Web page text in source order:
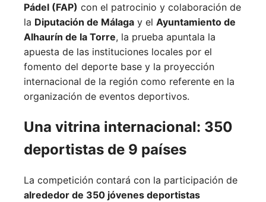
Pádel (FAP) con el patrocinio y colaboración de
la Diputación de Málaga y el Ayuntamiento de
Alhaurín de la Torre, la prueba apuntala la
apuesta de las instituciones locales por el
fomento del deporte base y la proyección
internacional de la región como referente en la
organización de eventos deportivos.
Una vitrina internacional: 350
deportistas de 9 países
La competición contará con la participación de
alrededor de 350 jóvenes deportistas